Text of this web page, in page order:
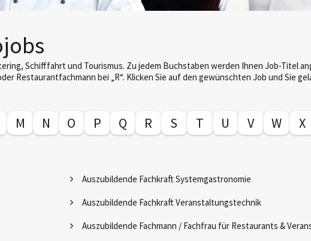
Schifffahrt und Tourismus. Zu jedem Buchstaben werden Ihnen Job-Titel
Restaurantfachmann bei „R“. Klicken Sie auf den gewünschten Job und Sie
M N O P Q R S T U V W X
Auszubildende Fachkraft Systemgastronomie
Auszubildende Fachkraft Veranstaltungstechnik
Auszubildende Fachmann / Fachfrau für Restaurants &